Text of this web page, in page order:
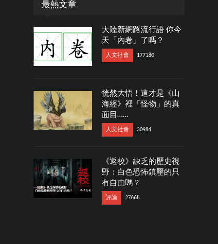
最熱文章
大陸新網路流行語 你今
天「內卷」了嗎？
人文社會 177180
恍然大悟！這才是《山
海經》裡「怪物」的真
面目……
人文社會 30984
《返校》缺乏的歷史視
野：白色恐怖鎮壓的只
有自由嗎？
評論 27668